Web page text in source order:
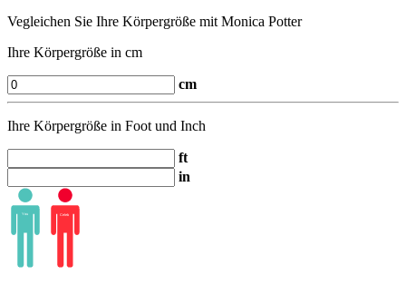
Vegleichen Sie Ihre Körpergröße mit Monica Potter
Ihre Körpergröße in cm
cm
Ihre Körpergröße in Foot und Inch
ft
in